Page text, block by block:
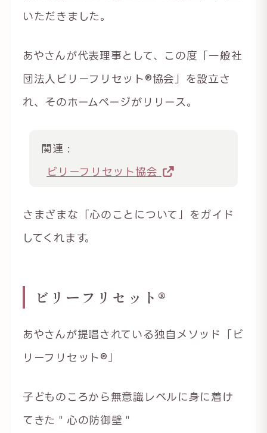
いただきました。
あやさんが代表理事として、この度「一般社
団法人ビリーフリセット®︎協会」を設立さ
れ、そのホームページがリリース。
関連 :
ビリーフリセット協会
さまざまな「心のことについて」をガイド
してくれます。
ビリーフリセット®︎
あやさんが提唱されている独自メソッド「ビ
リーフリセット®︎」
子どものころから無意識レベルに身に着け
てきた＂心の防御壁＂